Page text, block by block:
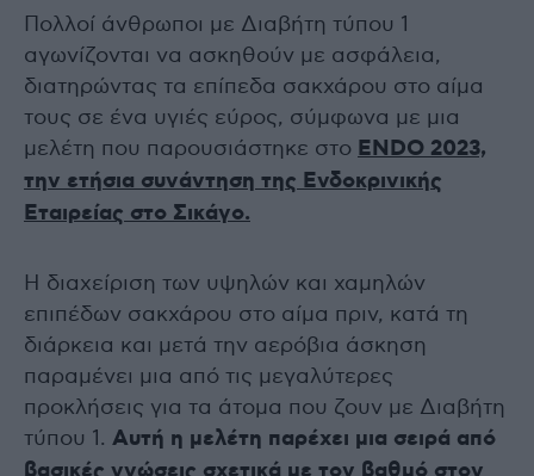
Πολλοί άνθρωποι με Διαβήτη τύπου 1
αγωνίζονται να ασκηθούν με ασφάλεια,
διατηρώντας τα επίπεδα σακχάρου στο αίμα
τους σε ένα υγιές εύρος, σύμφωνα με μια
μελέτη που παρουσιάστηκε στο ENDO 2023,
την ετήσια συνάντηση της Ενδοκρινικής
Εταιρείας στο Σικάγο.
Η διαχείριση των υψηλών και χαμηλών
επιπέδων σακχάρου στο αίμα πριν, κατά τη
διάρκεια και μετά την αερόβια άσκηση
παραμένει μια από τις μεγαλύτερες
προκλήσεις για τα άτομα που ζουν με Διαβήτη
τύπου 1. Αυτή η μελέτη παρέχει μια σειρά από